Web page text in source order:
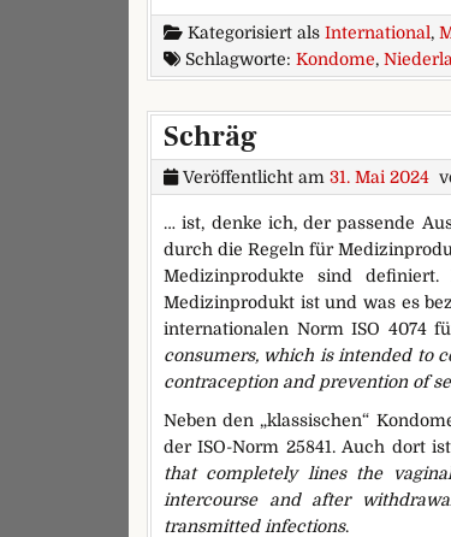
Kategorisiert als International,
Schlagworte: Kondome,
Schräg
Veröffentlicht am 31. Mai 2024
… ist, denke ich, der passende
durch die Regeln für
Medizinprodukte sind
Medizinprodukt ist und was es
internationalen Norm ISO 4074
consumers, which is intended to
contraception and prevention of
Neben den „klassischen“
der ISO-Norm 25841. Auch dort
that completely lines the
intercourse and after
transmitted infections.